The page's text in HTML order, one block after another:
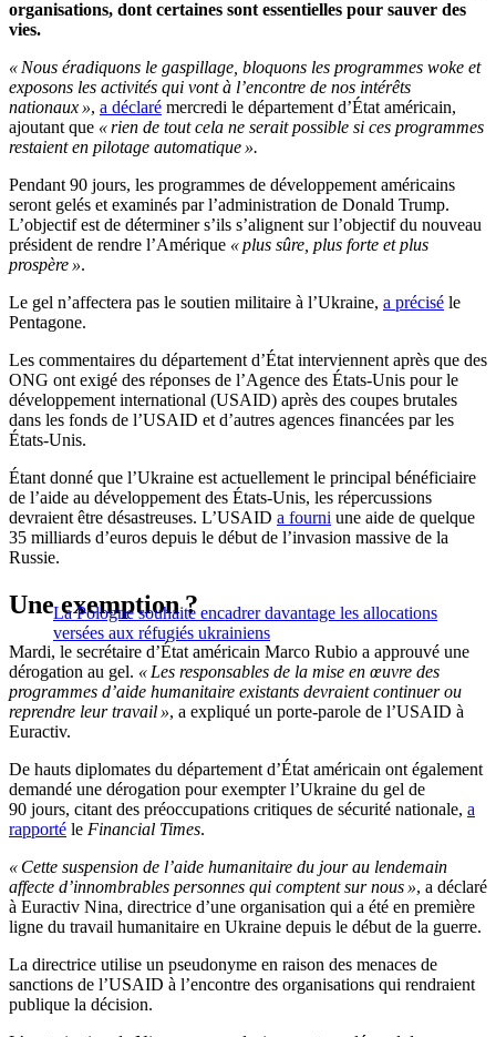
organisations, dont certaines sont essentielles pour sauver des
vies.
« Nous éradiquons le gaspillage, bloquons les programmes woke et
exposons les activités qui vont à l’encontre de nos intérêts
nationaux », a déclaré mercredi le département d’État américain,
ajoutant que « rien de tout cela ne serait possible si ces programmes
restaient en pilotage automatique ».
Pendant 90 jours, les programmes de développement américains
seront gelés et examinés par l’administration de Donald Trump.
L’objectif est de déterminer s’ils s’alignent sur l’objectif du nouveau
président de rendre l’Amérique « plus sûre, plus forte et plus
prospère ».
Le gel n’affectera pas le soutien militaire à l’Ukraine, a précisé le
Pentagone.
Les commentaires du département d’État interviennent après que des
ONG ont exigé des réponses de l’Agence des États-Unis pour le
développement international (USAID) après des coupes brutales
dans les fonds de l’USAID et d’autres agences financées par les
États-Unis.
Étant donné que l’Ukraine est actuellement le principal bénéficiaire
de l’aide au développement des États-Unis, les répercussions
devraient être désastreuses. L’USAID a fourni une aide de quelque
35 milliards d’euros depuis le début de l’invasion massive de la
Russie.
La Pologne souhaite encadrer davantage les allocations
versées aux réfugiés ukrainiens
Une exemption ?
Mardi, le secrétaire d’État américain Marco Rubio a approuvé une
dérogation au gel. « Les responsables de la mise en œuvre des
programmes d’aide humanitaire existants devraient continuer ou
reprendre leur travail », a expliqué un porte-parole de l’USAID à
Euractiv.
De hauts diplomates du département d’État américain ont également
demandé une dérogation pour exempter l’Ukraine du gel de
90 jours, citant des préoccupations critiques de sécurité nationale, a
rapporté le Financial Times.
« Cette suspension de l’aide humanitaire du jour au lendemain
affecte d’innombrables personnes qui comptent sur nous », a déclaré
à Euractiv Nina, directrice d’une organisation qui a été en première
ligne du travail humanitaire en Ukraine depuis le début de la guerre.
La directrice utilise un pseudonyme en raison des menaces de
sanctions de l’USAID à l’encontre des organisations qui rendraient
publique la décision.